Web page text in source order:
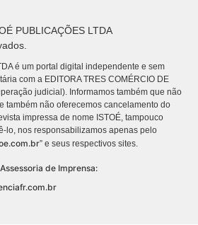
PUBLICAÇÕES LTDA
é um portal digital independente e sem
com a EDITORA TRES COMÉRCIO DE
judicial). Informamos também que não
também não oferecemos cancelamento do
impressa de nome ISTOÉ, tampouco
lo, nos responsabilizamos apenas pelo
” e seus respectivos sites.
Assessoria de Imprensa: